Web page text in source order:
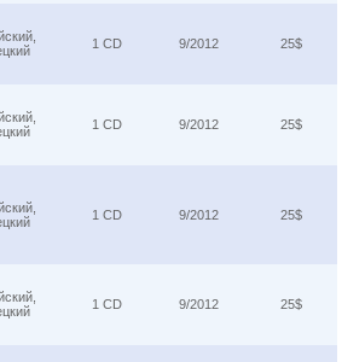
1 CD 9/2012 25$
1 CD 9/2012 25$
1 CD 9/2012 25$
1 CD 9/2012 25$